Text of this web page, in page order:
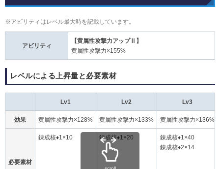
※アビリティはレベル最大時を記載しています。
アビリティ
【黄属性攻撃力アップⅡ】
黄属性攻撃力×155%
レベルによる上昇量と必要素材
Lv1 Lv2 Lv3
効果 黄属性攻撃力×128% 黄属性攻撃力×133% 黄属性攻撃力×136%
必要素材
錬成核♦1×10 錬成核♦1×20
錬成核♦1×40
錬成核♦2×14